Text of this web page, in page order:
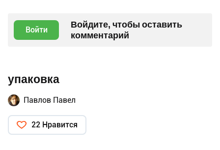
Войти
Войдите, чтобы оставить
комментарий
упаковка
Павлов Павел
22 Нравится